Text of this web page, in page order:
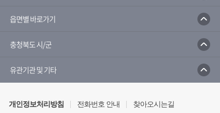
읍면별 바로가기
충청북도 시/군
유관기관 및 기타
개인정보처리방침 전화번호 안내
찾아오시는길